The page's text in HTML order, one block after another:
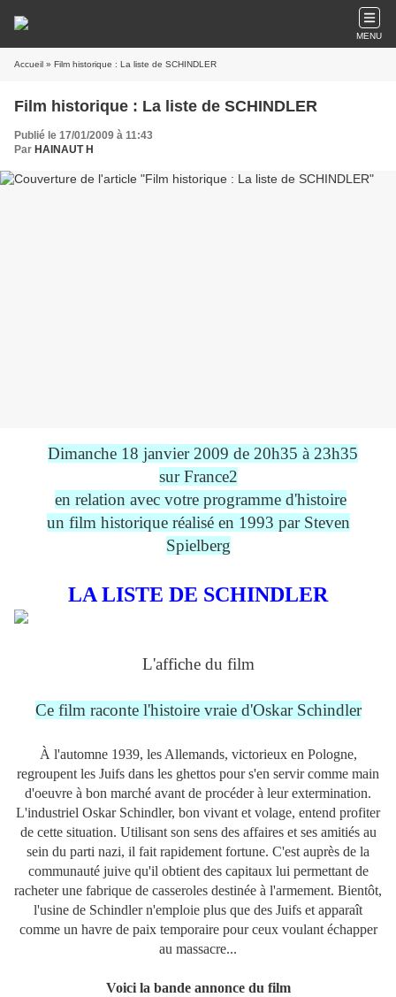
MENU
Accueil » Film historique : La liste de SCHINDLER
Film historique : La liste de SCHINDLER
Publié le 17/01/2009 à 11:43
Par HAINAUT H
Dimanche 18 janvier 2009 de 20h35 à 23h35
sur France2
en relation avec votre programme d'histoire
un film historique réalisé en 1993 par Steven
Spielberg
LA LISTE DE SCHINDLER
L'affiche du film
Ce film raconte l'histoire vraie d'Oskar Schindler
À l'automne 1939, les Allemands, victorieux en Pologne,
regroupent les Juifs dans les ghettos pour s'en servir comme main
d'oeuvre à bon marché avant de procéder à leur extermination.
L'industriel Oskar Schindler, bon vivant et volage, entend profiter
de cette situation. Utilisant son sens des affaires et ses amitiés au
sein du parti nazi, il fait rapidement fortune. C'est auprès de la
communauté juive qu'il obtient des capitaux lui permettant de
racheter une fabrique de casseroles destinée à l'armement. Bientôt,
l'usine de Schindler n'emploie plus que des Juifs et apparaît
comme un havre de paix temporaire pour ceux voulant échapper
au massacre...
Voici la bande annonce du film